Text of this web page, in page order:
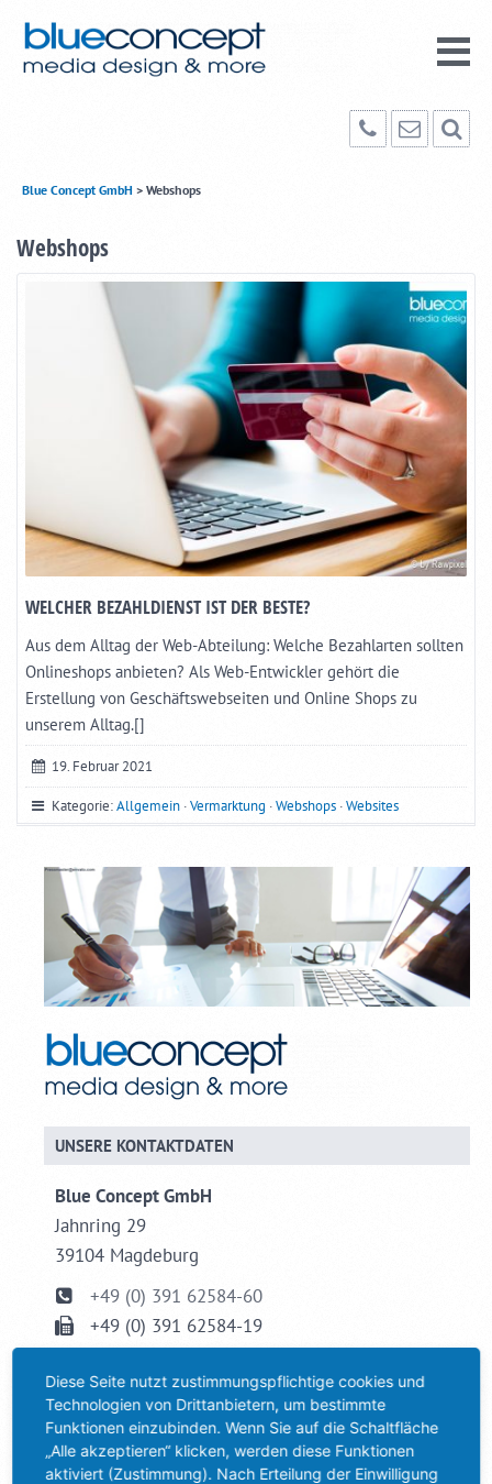
Blue Concept GmbH > Webshops
Webshops
WELCHER BEZAHLDIENST IST DER BESTE?
Aus dem Alltag der Web-Abteilung: Welche Bezahlarten sollten
Onlineshops anbieten? Als Web-Entwickler gehört die
Erstellung von Geschäftswebseiten und Online Shops zu
unserem Alltag.[]
19. Februar 2021
Kategorie:Allgemein ·Vermarktung ·Webshops ·Websites
UNSERE KONTAKTDATEN
Blue Concept GmbH
Jahnring 29
39104 Magdeburg
+49 (0) 391 62584-60
+49 (0) 391 62584-19
info@blue-concept.com
NEUESTE BLOGBEITRÄGE
Abmeldung Infomails
Diese Seite nutzt zustimmungspflichtige cookies und
Technologien von Drittanbietern, um bestimmte
Funktionen einzubinden. Wenn Sie auf die Schaltfläche
„Alle akzeptieren“ klicken, werden diese Funktionen
aktiviert (Zustimmung). Nach Erteilung der Einwilligung